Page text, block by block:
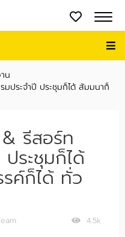
น
ประจำปี ประชุมก็ได้ สัมมนาก็
รีสอร์ท
ระชุมก็ได้
ค์ก็ได้ ทั่ว
4.5k